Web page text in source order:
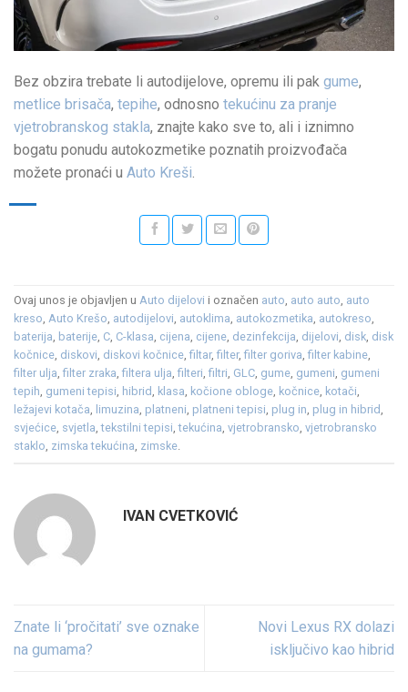
Bez obzira trebate li autodijelove, opremu ili pak gume,
metlice brisača, tepihe, odnosno tekućinu za pranje
vjetrobranskog stakla, znajte kako sve to, ali i iznimno
bogatu ponudu autokozmetike poznatih proizvođača
možete pronaći u Auto Kreši.
Ovaj unos je objavljen u Auto dijelovi i označen auto, auto auto, auto
kreso, Auto Krešo, autodijelovi, autoklima, autokozmetika, autokreso,
baterija, baterije, C, C-klasa, cijena, cijene, dezinfekcija, dijelovi, disk, disk
kočnice, diskovi, diskovi kočnice,filtar,filter,filter goriva,filter kabine,
filter ulja,filter zraka,filtera ulja,filteri,filtri, GLC, gume, gumeni, gumeni
tepih, gumeni tepisi, hibrid, klasa, kočione obloge, kočnice, kotači,
ležajevi kotača, limuzina, platneni, platneni tepisi, plug in, plug in hibrid,
svjećice, svjetla,tekstilni tepisi,tekućina, vjetrobransko, vjetrobransko
staklo, zimska tekućina, zimske.
IVAN CVETKOVIĆ
Znate li ‘pročitati’ sve oznake
na gumama?
Novi Lexus RX dolazi
isključivo kao hibrid